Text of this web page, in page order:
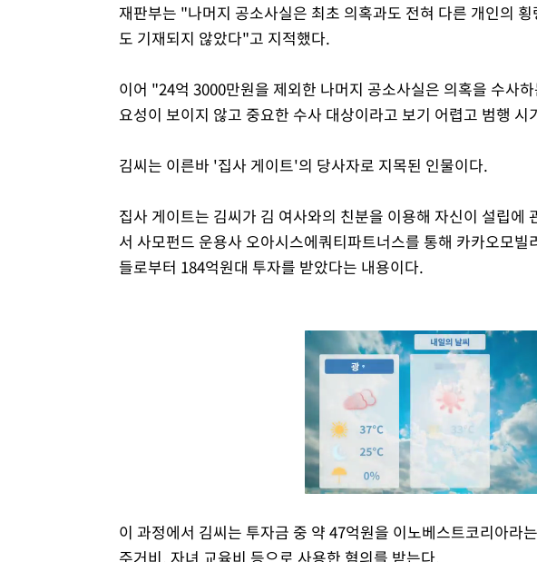
재판부는 "나머지 공소사실은 최초 의혹과도 전혀 다른 개인의
도 기재되지 않았다"고 지적했다.
이어 "24억 3000만원을 제외한 나머지 공소사실은 의혹을 수사
요성이 보이지 않고 중요한 수사 대상이라고 보기 어렵고 범행
김씨는 이른바 '집사 게이트'의 당사자로 지목된 인물이다.
집사 게이트는 김씨가 김 여사와의 친분을 이용해 자신이 설립에
서 사모펀드 운용사 오아시스에쿼티파트너스를 통해 카카오모
들로부터 184억원대 투자를 받았다는 내용이다.
이 과정에서 김씨는 투자금 중 약 47억원을 이노베스트코리아라
주거비, 자녀 교육비 등으로 사용한 혐의를 받는다.